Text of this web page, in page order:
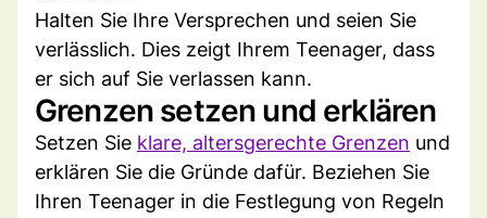
Halten Sie Ihre Versprechen und seien Sie
verlässlich. Dies zeigt Ihrem Teenager, dass
er sich auf Sie verlassen kann.
Grenzen setzen und erklären
Setzen Sie klare, altersgerechte Grenzen und
erklären Sie die Gründe dafür. Beziehen Sie
Ihren Teenager in die Festlegung von Regeln